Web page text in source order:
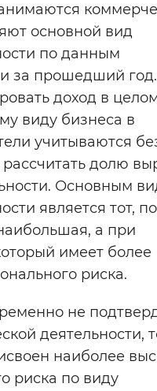
основной вид
по данным
за прошедший
доход в
виду бизнеса в
учитываются
долю
Основным
является тот, по
а при
имеет более
риска.
не
деятельности,
наиболее
риска по виду